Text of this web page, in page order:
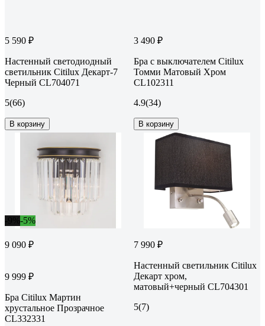
5 590 ₽
Настенный светодиодный
светильник Citilux Декарт-7
Черный CL704071
5(66)
В корзину
3 490 ₽
Бра с выключателем Citilux
Томми Матовый Хром
CL102311
4.9(34)
В корзину
-5%
9 090 ₽
9 999 ₽
Бра Citilux Мартин
хрустальное Прозрачное
CL332331
7 990 ₽
Настенный светильник Citilux
Декарт хром,
матовый+черный CL704301
5(7)